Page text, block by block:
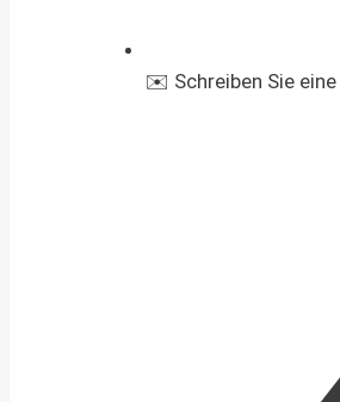
✉️ Schreiben Sie eine